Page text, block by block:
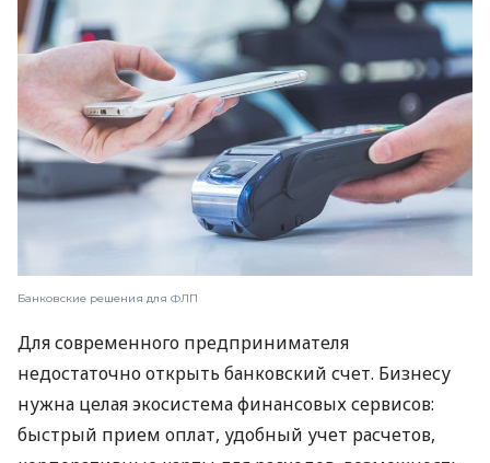
Банковские решения для ФЛП
Для современного предпринимателя
недостаточно открыть банковский счет. Бизнесу
нужна целая экосистема финансовых сервисов:
быстрый прием оплат, удобный учет расчетов,